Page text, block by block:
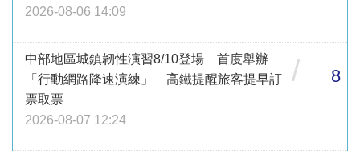
2026-08-06 14:09
中部地區城鎮韌性演習8/10登場 首度舉辦
「行動網路降速演練」 高鐵提醒旅客提早訂
票取票
2026-08-07 12:24
/ 8